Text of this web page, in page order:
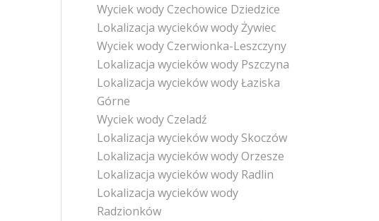
Wyciek wody Czechowice Dziedzice
Lokalizacja wycieków wody Żywiec
Wyciek wody Czerwionka-Leszczyny
Lokalizacja wycieków wody Pszczyna
Lokalizacja wycieków wody Łaziska
Górne
Wyciek wody Czeladź
Lokalizacja wycieków wody Skoczów
Lokalizacja wycieków wody Orzesze
Lokalizacja wycieków wody Radlin
Lokalizacja wycieków wody
Radzionków